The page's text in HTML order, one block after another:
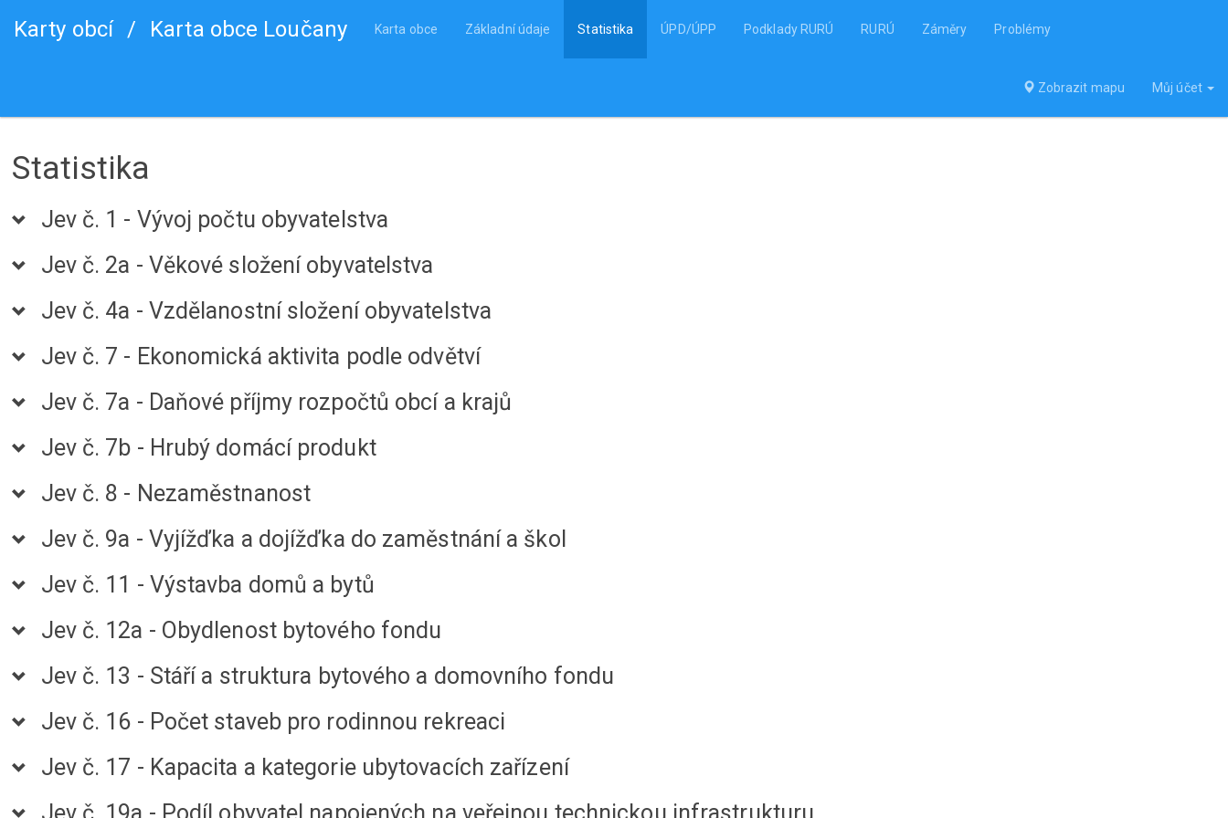
Karty obcí / Karta obce Loučany Karta obce Základní údaje Statistika ÚPD/ÚPP Podklady RURÚ RURÚ Záměry Problémy
Zobrazit mapu Můj účet
Statistika
Jev č. 1 - Vývoj počtu obyvatelstva
Jev č. 2a - Věkové složení obyvatelstva
Jev č. 4a - Vzdělanostní složení obyvatelstva
Jev č. 7 - Ekonomická aktivita podle odvětví
Jev č. 7a - Daňové příjmy rozpočtů obcí a krajů
Jev č. 7b - Hrubý domácí produkt
Jev č. 8 - Nezaměstnanost
Jev č. 9a - Vyjížďka a dojížďka do zaměstnání a škol
Jev č. 11 - Výstavba domů a bytů
Jev č. 12a - Obydlenost bytového fondu
Jev č. 13 - Stáří a struktura bytového a domovního fondu
Jev č. 16 - Počet staveb pro rodinnou rekreaci
Jev č. 17 - Kapacita a kategorie ubytovacích zařízení